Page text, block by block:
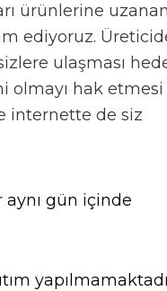
ürünlerine uzanan
ediyoruz.
ulaşması
olmayı hak etmesi
internette de siz
gün içinde